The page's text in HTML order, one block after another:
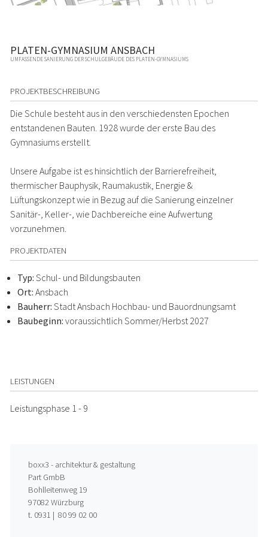
PLATEN-GYMNASIUM ANSBACH
UMFASSENDE SANIERUNG DER SCHULGEBÄUDE DES PLATEN-GYMNASIUMS
PROJEKTBESCHREIBUNG
Die Schule besteht aus in den verschiedensten Epochen
entstandenen Bauten. 1928 wurde der erste Bau des
Gymnasiums erstellt.
Unsere Aufgabe ist es hinsichtlich der Barrierefreiheit,
thermischer Bauphysik, Raumakustik, Energie &
Lüftungskonzept wie in Bezug auf die Sanierung einzelner
Sanitär-, Keller-, wie Dachbereiche eine Aufwertung
vorzunehmen.
PROJEKTDATEN
Typ: Schul- und Bildungsbauten
Ort: Ansbach
Bauherr: Stadt Ansbach Hochbau- und Bauordnungsamt
Baubeginn: voraussichtlich Sommer/Herbst 2027
LEISTUNGEN
Leistungsphase 1 - 9
boxx3 - architektur & gestaltung
Part GmbB
Bohlleitenweg 19
97082 Würzburg
t. 0931 | 80 99 02 00